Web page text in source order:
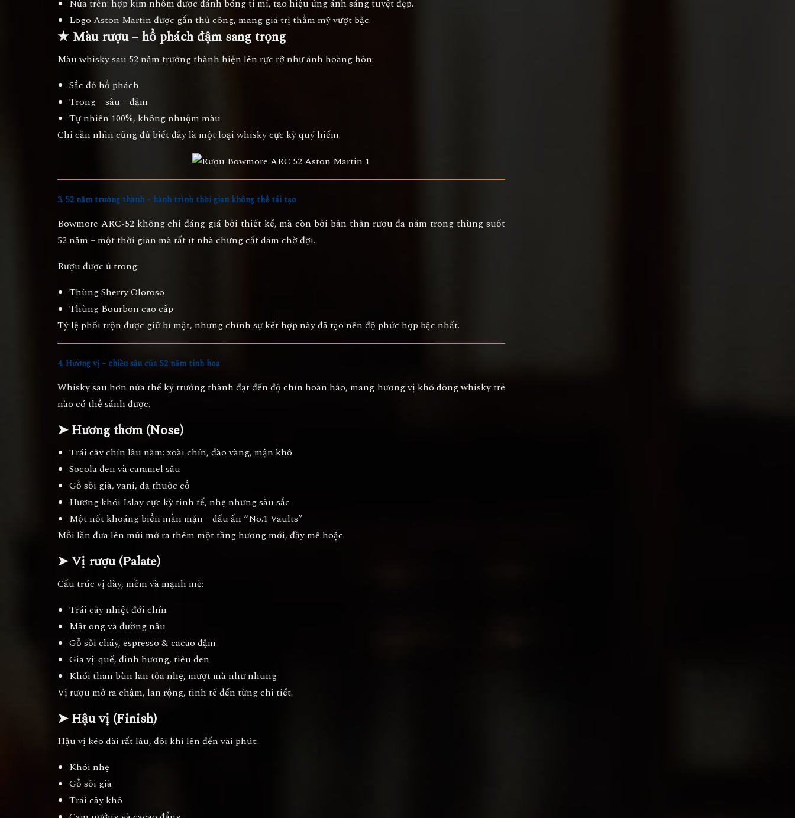
Nửa trên: hợp kim nhôm được đánh bóng tỉ mỉ, tạo hiệu ứng ánh sáng tuyệt đẹp.
Logo Aston Martin được gắn thủ công, mang giá trị thẩm mỹ vượt bậc.
★ Màu rượu – hổ phách đậm sang trọng
Màu whisky sau 52 năm trưởng thành hiện lên rực rỡ như ánh hoàng hôn:
Sắc đỏ hổ phách
Trong – sâu – đậm
Tự nhiên 100%, không nhuộm màu
Chỉ cần nhìn cũng đủ biết đây là một loại whisky cực kỳ quý hiếm.
3. 52 năm trưởng thành – hành trình thời gian không thể tái tạo
Bowmore ARC-52 không chỉ đáng giá bởi thiết kế, mà còn bởi bản thân rượu đã nằm trong thùng suốt
52 năm – một thời gian mà rất ít nhà chưng cất dám chờ đợi.
Rượu được ủ trong:
Thùng Sherry Oloroso
Thùng Bourbon cao cấp
Tỷ lệ phối trộn được giữ bí mật, nhưng chính sự kết hợp này đã tạo nên độ phức hợp bậc nhất.
4. Hương vị – chiều sâu của 52 năm tinh hoa
Whisky sau hơn nửa thế kỷ trưởng thành đạt đếnđộ chín hoàn hảo, mang hương vị khó dòng whisky trẻ
nào có thể sánh được.
➤ Hương thơm (Nose)
Trái cây chín lâu năm: xoài chín, đào vàng, mận khô
Socola đen và caramel sâu
Gỗ sồi già, vani, da thuộc cổ
Hương khói Islay cực kỳ tinh tế, nhẹ nhưng sâu sắc
Một nốt khoáng biển mằn mặn – dấu ấn “No.1 Vaults”
Mỗi lần đưa lên mũi mở ra thêm một tầng hương mới, đầy mê hoặc.
➤ Vị rượu (Palate)
Cấu trúc vị dày, mềm và mạnh mẽ:
Trái cây nhiệt đới chín
Mật ong và đường nâu
Gỗ sồi cháy, espresso & cacao đậm
Gia vị: quế, đinh hương, tiêu đen
Khói than bùn lan tỏa nhẹ, mượt mà như nhung
Vị rượu mở ra chậm, lan rộng, tinh tế đến từng chi tiết.
➤ Hậu vị (Finish)
Hậu vị kéo dài rất lâu, đôi khi lên đến vài phút:
Khói nhẹ
Gỗ sồi già
Trái cây khô